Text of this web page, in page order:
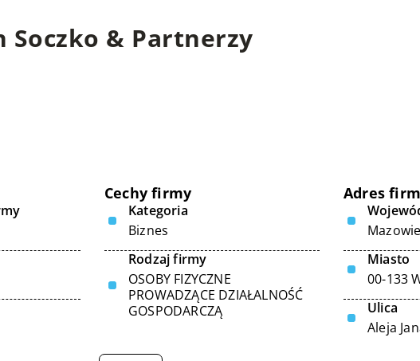
Soczko & Partnerzy
Cechy firmy
Kategoria
Biznes
Rodzaj firmy
OSOBY FIZYCZNE
PROWADZĄCE DZIAŁALNOŚĆ
GOSPODARCZĄ
Adres
Miasto
00-133
Ulica
Aleja